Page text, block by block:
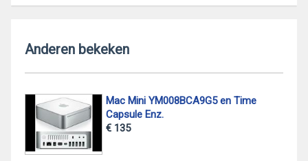
Anderen bekeken
Mac Mini YM008BCA9G5 en Time
Capsule Enz.
€ 135